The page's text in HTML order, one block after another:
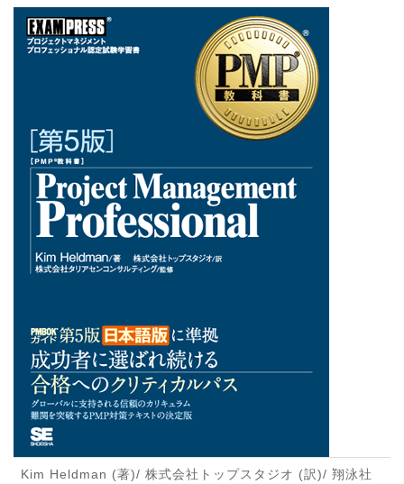
Kim Heldman (著)/ 株式会社トップスタジオ (訳)/ 翔泳社